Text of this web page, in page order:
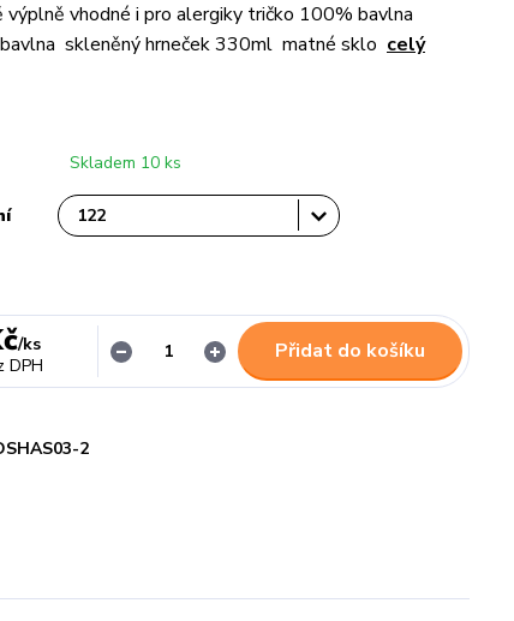
vhodné i pro alergiky tričko 100% bavlna
skleněný hrneček 330ml matné sklo celý
Skladem 10 ks
/ks
DPH
Přidat do košíku
2